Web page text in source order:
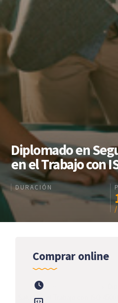
Diplomado en
en el Trabajo con
DURACIÓN
Comprar online
Inicio
Salud en el Trabajo con ISO 45001